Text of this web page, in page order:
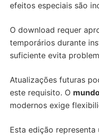
efeitos especiais são
O download requer
temporários durante
suficiente evita
Atualizações futuras
este requisito. O
modernos exige
Esta edição